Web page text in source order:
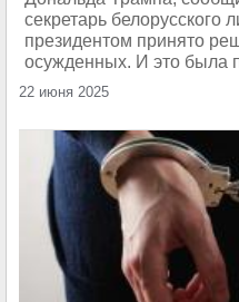
секретарь белорусского
президентом принято
осужденных. И это была
22 июня 2025